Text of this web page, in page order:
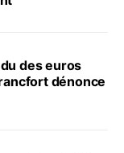
des euros
dénonce